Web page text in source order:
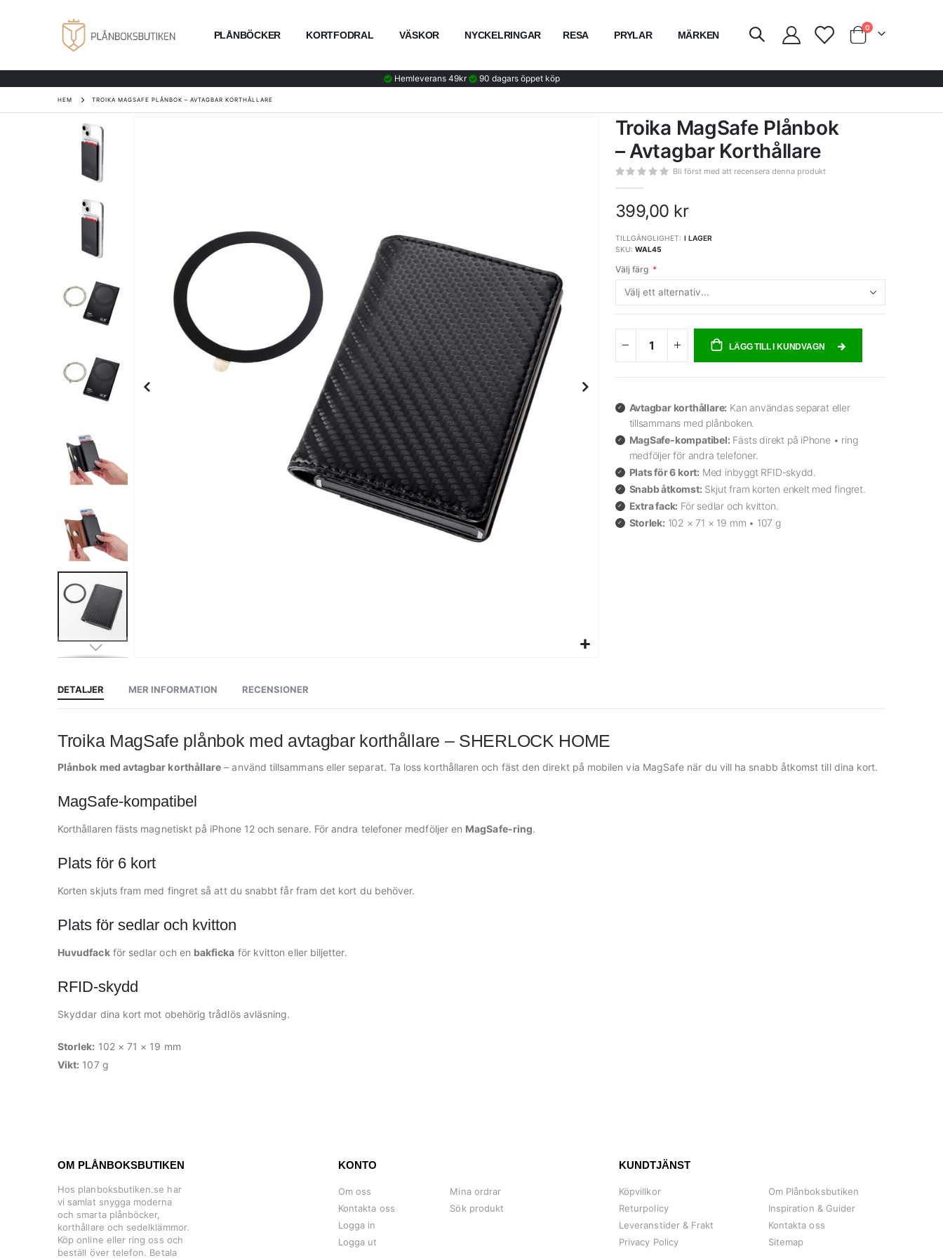
PLÅNBÖCKER KORTFODRAL VÄSKOR NYCKELRINGAR RESA PRYLAR MÄRKEN Vagn
0artiklar
Hemleverans 49kr 90 dagars öppet köp
HEM TROIKA MAGSAFE PLÅNBOK – AVTAGBAR KORTHÅLLARE
bildgalleriet
Hoppa
av
bildgalleriet
Troika MagSafe Plånbok
– Avtagbar Korthållare
Bli först med att recensera denna produkt
399,00 kr
TILLGÄNGLIGHET: I LAGER
SKU WAL45
Välj färg
LÄGG TILL I KUNDVAGN
Avtagbar korthållare: Kan användas separat eller
tillsammans med plånboken.
MagSafe-kompatibel: Fästs direkt på iPhone • ring
medföljer för andra telefoner.
Plats för 6 kort: Med inbyggt RFID-skydd.
Snabb åtkomst: Skjut fram korten enkelt med fingret.
Extra fack: För sedlar och kvitton.
Storlek: 102 × 71 × 19 mm • 107 g
DETALJER
Troika MagSafe plånbok med avtagbar korthållare – SHERLOCK HOME
Plånbok med avtagbar korthållare – använd tillsammans eller separat. Ta loss korthållaren och fäst den direkt på mobilen via MagSafe när du vill ha snabb åtkomst till dina kort.
MagSafe-kompatibel
Korthållaren fästs magnetiskt på iPhone 12 och senare. För andra telefoner medföljer en MagSafe-ring.
Plats för 6 kort
Korten skjuts fram med fingret så att du snabbt får fram det kort du behöver.
Plats för sedlar och kvitton
Huvudfackför sedlar och en bakficka för kvitton eller biljetter.
RFID-skydd
Skyddar dina kort mot obehörig trådlös avläsning.
Storlek: 102 × 71 × 19 mm
Vikt: 107 g
MER INFORMATION RECENSIONER
OM PLÅNBOKSBUTIKEN
Hos planboksbutiken.se har
vi samlat snygga moderna
och smarta plånböcker,
korthållare och sedelklämmor.
Köp online eller ring oss och
beställ över telefon. Betala
KONTO
Om oss
Kontakta oss
Logga in
Logga ut
Mina ordrar
Sök produkt
KUNDTJÄNST
Köpvillkor
Returpolicy
Leveranstider & Frakt
Privacy Policy
Om Plånboksbutiken
Inspiration & Guider
Kontakta oss
Sitemap